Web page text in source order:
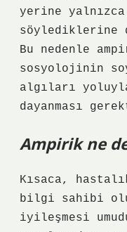
yerine yalnızca
söylediklerine
Bu nedenle
sosyolojinin
algıları
dayanması
Ampirik ne
Kısaca,
bilgi sahibi
iyileşmesi